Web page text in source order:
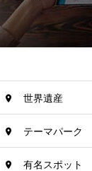
世界遺産
テーマパーク
有名スポット